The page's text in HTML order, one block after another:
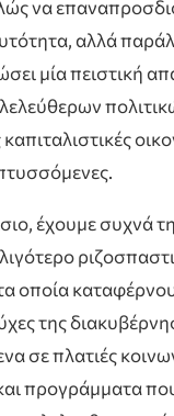
να
αλλά
μία πειστική
έχουμε συχνά
οποία
της
σε πλατιές
προγράμματα